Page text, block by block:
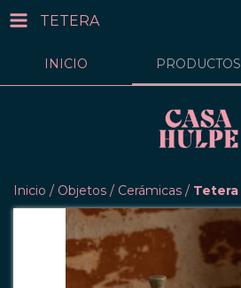
TETERA
INICIO PRODUCTOS
Inicio / Objetos / Cerámicas / Tetera